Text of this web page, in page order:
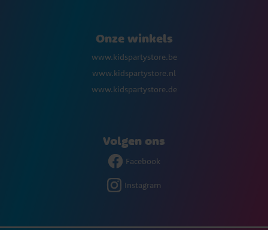
Onze winkels
www.kidspartystore.be
www.kidspartystore.nl
www.kidspartystore.de
Volgen ons
Facebook
Instagram